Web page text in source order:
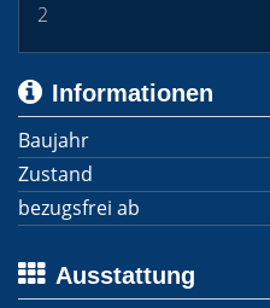
2
Informationen
Baujahr
Zustand
bezugsfrei ab
Ausstattung